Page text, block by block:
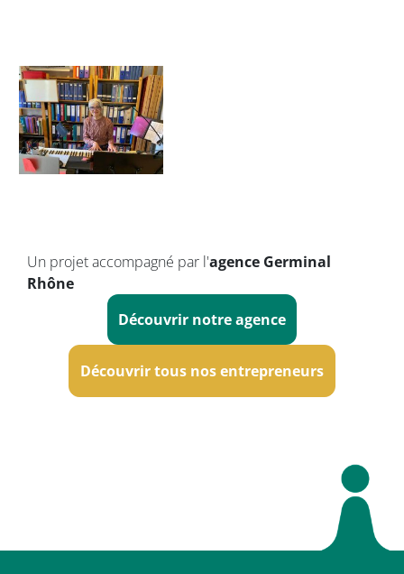
Un projet accompagné par l'agence Germinal
Rhône
Découvrir notre agence
Découvrir tous nos entrepreneurs